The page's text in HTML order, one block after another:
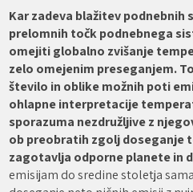
Kar zadeva blažitev podnebnih
prelomnih točk podnebnega
omejiti globalno zvišanje
zelo omejenim preseganjem.
število in oblike možnih poti
ohlapne interpretacije
sporazuma nezdružljive z
ob preobratih zgolj doseganje
zagotavlja odporne planete in
emisijam do sredine stoletja